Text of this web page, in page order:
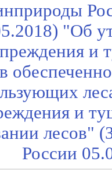
"Об
и
и
лесов"
России